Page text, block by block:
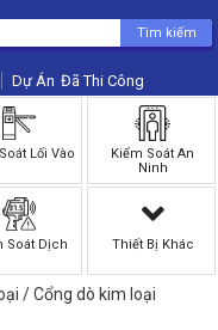
Tìm kiếm
Dự Án
Lối Vào
Kiểm Soát An
Ninh
Soát Dịch Thiết Bị Khác
/ Cổng dò kim loại